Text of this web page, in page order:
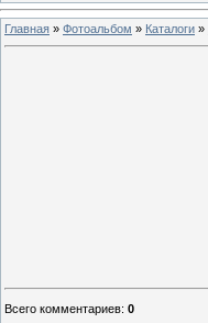
Главная » Фотоальбом » Каталоги »
Всего комментариев: 0